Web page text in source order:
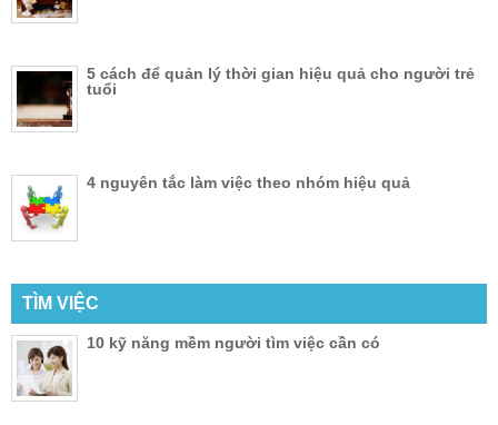
5 cách để quản lý thời gian hiệu quả cho người trẻ
tuổi
4 nguyên tắc làm việc theo nhóm hiệu quả
TÌM VIỆC
10 kỹ năng mềm người tìm việc cần có